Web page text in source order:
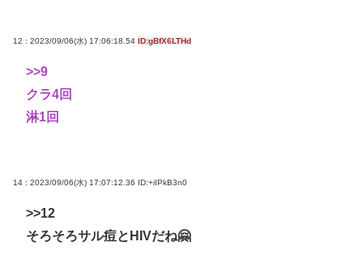
12 : 2023/09/06(水) 17:06:18.54 ID:gBfX6LTHd
>>9
クラ4回
淋1回
14 : 2023/09/06(水) 17:07:12.36 ID:+iIPkB3n0
>>12
そろそろサル痘とHIVだね🤗